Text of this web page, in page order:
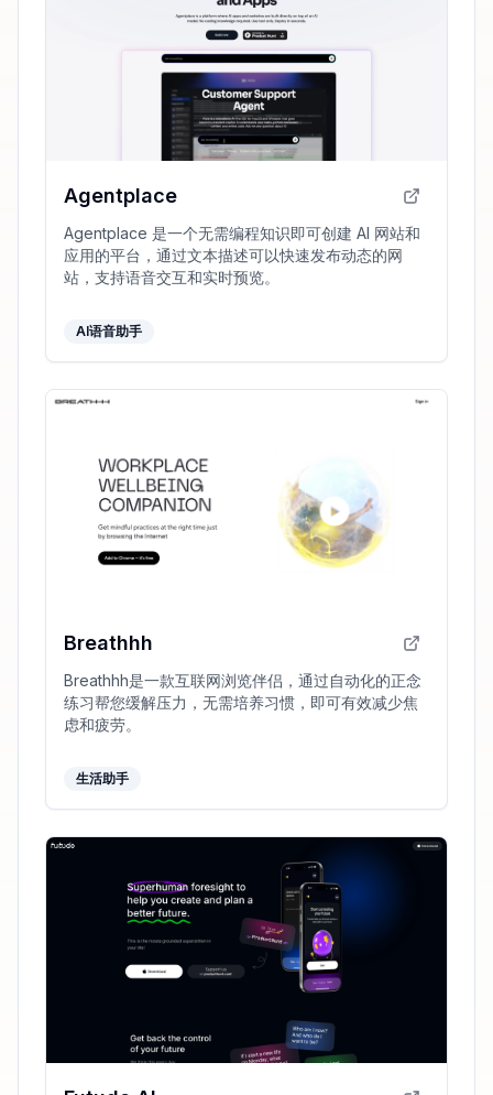
Agentplace
Agentplace 是一个无需编程知识即可创建 AI 网站和
应用的平台，通过文本描述可以快速发布动态的网
站，支持语音交互和实时预览。
AI语音助手
Breathhh
Breathhh是一款互联网浏览伴侣，通过自动化的正念
练习帮您缓解压力，无需培养习惯，即可有效减少焦
虑和疲劳。
生活助手